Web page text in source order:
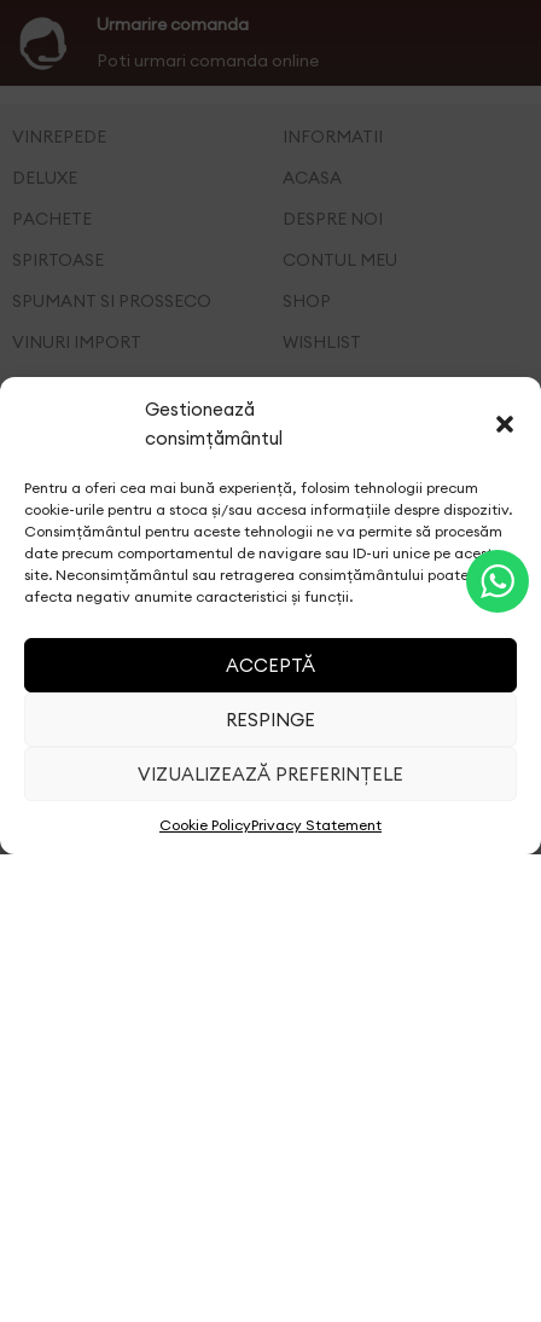
Gestionează
consimțământul
Pentru a oferi cea mai bună experiență, folosim tehnologii precum
cookie-urile pentru a stoca și/sau accesa informațiile despre dispozitiv.
Consimțământul pentru aceste tehnologii ne va permite să procesăm
date precum comportamentul de navigare sau ID-uri unice pe acest
site. Neconsimțământul sau retragerea consimțământului poate
afecta negativ anumite caracteristici și funcții.
ACCEPTĂ
RESPINGE
VIZUALIZEAZĂ PREFERINȚELE
Cookie PolicyPrivacy Statement
Urmarire comanda
Poti urmari comanda online
VINREPEDE
DELUXE
PACHETE
SPIRTOASE
SPUMANT SI PROSSECO
VINURI IMPORT
VINURI ROMANESTI
INFORMATII
ACASA
DESPRE NOI
CONTUL MEU
SHOP
WISHLIST
CONTACT
POLITICA DE
CONFIDENTIALITATE
LIVRARE
TERMENI SI CONDITII
URMARESTE COMANDA
Filters Favorite Cos